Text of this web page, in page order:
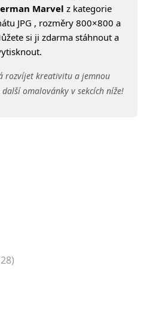
Marvel z kategorie
JPG , rozměry 800×800 a
si ji zdarma stáhnout a
rozvíjet kreativitu a jemnou
omalovánky v sekcích níže!